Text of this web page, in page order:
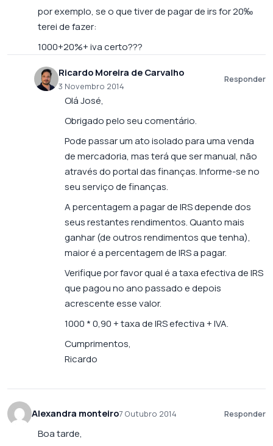
por exemplo, se o que tiver de pagar de irs for 20‰
terei de fazer:
1000+20%+ iva certo???
Ricardo Moreira de Carvalho
3 Novembro 2014
Responder
Olá José,
Obrigado pelo seu comentário.
Pode passar um ato isolado para uma venda
de mercadoria, mas terá que ser manual, não
através do portal das finanças. Informe-se no
seu serviço de finanças.
A percentagem a pagar de IRS depende dos
seus restantes rendimentos. Quanto mais
ganhar (de outros rendimentos que tenha),
maior é a percentagem de IRS a pagar.
Verifique por favor qual é a taxa efectiva de IRS
que pagou no ano passado e depois
acrescente esse valor.
1000 * 0,90 + taxa de IRS efectiva + IVA.
Cumprimentos,
Ricardo
Alexandra monteiro7 Outubro 2014 Responder
Boa tarde,